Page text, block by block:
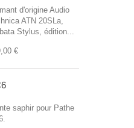
d'origine Audio
ATN 20SLa,
Stylus, édition...
€
saphir pour Pathe